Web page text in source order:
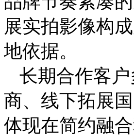
展实拍影像构
地依据。
长期合作客
商、线下拓展
体现在简约融